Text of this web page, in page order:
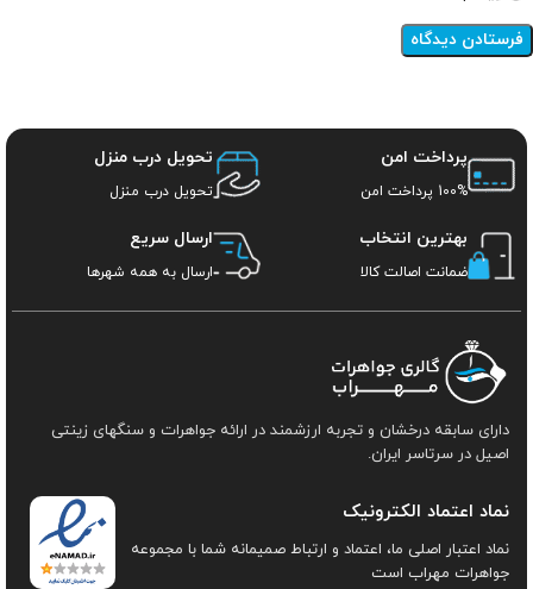
پرداخت امن
100% پرداخت امن
تحویل درب منزل
تحویل درب منزل
بهترین انتخاب
ضمانت اصالت کالا
ارسال سریع
ارسال به همه شهرها
دارای سابقه درخشان و تجربه ارزشمند در ارائه جواهرات و سنگهای زینتی
اصیل در سرتاسر ایران.
نماد اعتماد الکترونیک
نماد اعتبار اصلی ما، اعتماد و ارتباط صمیمانه شما با مجموعه
جواهرات مهراب است